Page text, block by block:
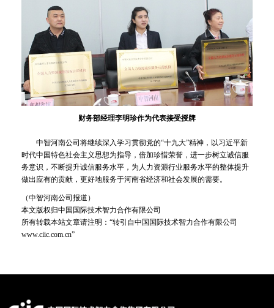
财务部经理李明珍作为代表接受授牌
中智河南公司将继续深入学习贯彻党的“十九大”精神，以习近平新
时代中国特色社会主义思想为指导，倍加珍惜荣誉，进一步树立诚信服
务意识，不断提升诚信服务水平，为人力资源行业服务水平的整体提升
做出应有的贡献，更好地服务于河南省经济和社会发展的需要。
（中智河南公司报道）
本文版权归中国国际技术智力合作有限公司
所有转载本站文章请注明：“转引自中国国际技术智力合作有限公司
www.ciic.com.cn”